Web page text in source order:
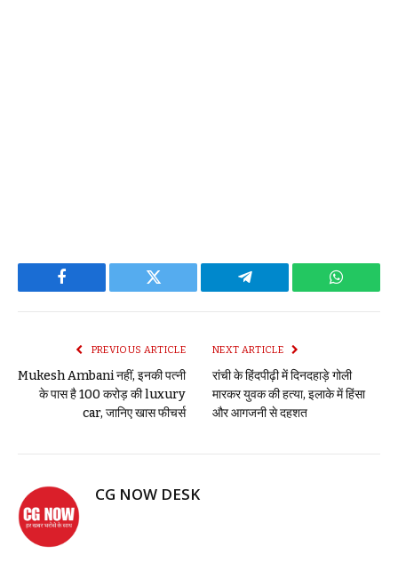
Facebook Twitter Telegram
PREVIOUS ARTICLE
Mukesh Ambani नहीं, इनकी पत्नी
के पास है 100 करोड़ की luxury
car, जानिए खास फीचर्स
NEXT ARTICLE
रांची के हिंदपीढ़ी में दिनदहाड़े गोली
मारकर युवक की हत्या, इलाके में हिंसा
और आगजनी से दहशत
CG NOW DESK